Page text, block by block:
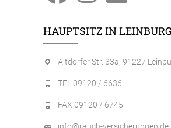
HAUPTSITZ IN LEINBURG
Altdorfer Str. 33a, 91227
TEL 09120 / 6636
FAX 09120 / 6745
info@rauch-versicherungen.de